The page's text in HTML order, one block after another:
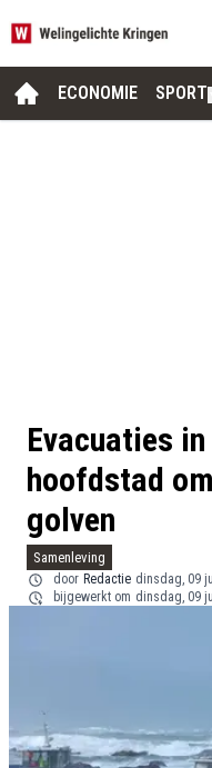
ECONOMIE SPORT
Evacuaties
hoofdstad
golven
Samenleving
door Redactie dinsdag, 09
bijgewerkt om dinsdag, 09